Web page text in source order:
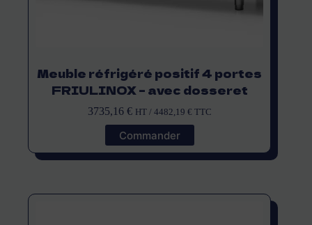
Meuble réfrigéré positif 4 portes
FRIULINOX – avec dosseret
3735,16 € HT / 4482,19 € TTC
Commander